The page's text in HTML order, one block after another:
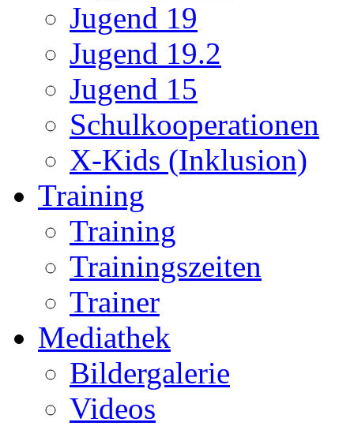
Jugend 19
Jugend 19.2
Jugend 15
Schulkooperationen
X-Kids (Inklusion)
Training
Training
Trainingszeiten
Trainer
Mediathek
Bildergalerie
Videos